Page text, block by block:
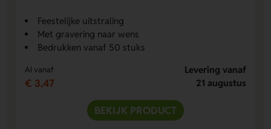
Feestelijke uitstraling
Met gravering naar wens
Bedrukken vanaf 50 stuks
Al vanaf
€ 3,47
Levering vanaf
21 augustus
BEKIJK PRODUCT